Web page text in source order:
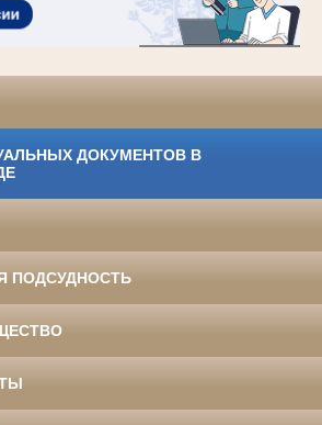
ДОКУМЕНТОВ В
ПОДСУДНОСТЬ